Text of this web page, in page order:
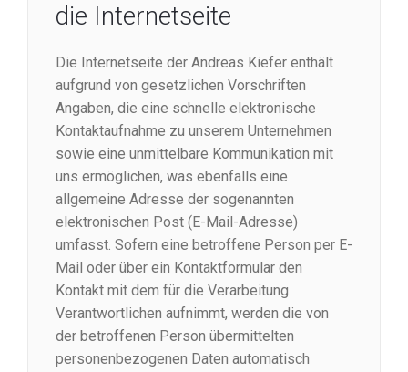
die Internetseite
Die Internetseite der Andreas Kiefer enthält
aufgrund von gesetzlichen Vorschriften
Angaben, die eine schnelle elektronische
Kontaktaufnahme zu unserem Unternehmen
sowie eine unmittelbare Kommunikation mit
uns ermöglichen, was ebenfalls eine
allgemeine Adresse der sogenannten
elektronischen Post (E-Mail-Adresse)
umfasst. Sofern eine betroffene Person per E-
Mail oder über ein Kontaktformular den
Kontakt mit dem für die Verarbeitung
Verantwortlichen aufnimmt, werden die von
der betroffenen Person übermittelten
personenbezogenen Daten automatisch